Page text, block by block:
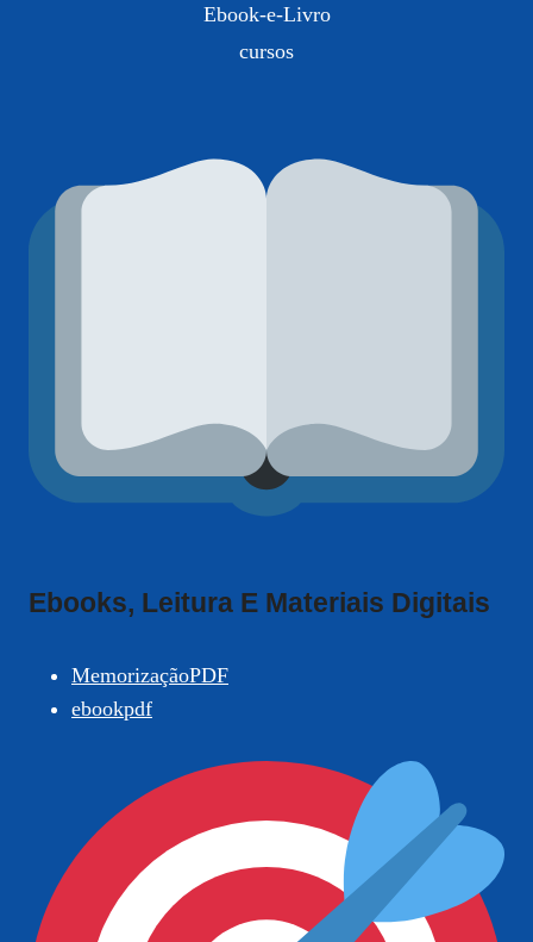
Ebook-e-Livro
cursos
Ebooks, Leitura E Materiais Digitais
MemorizaçãoPDF
ebookpdf